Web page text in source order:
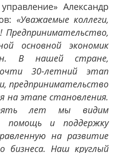
Александр
«Уважаемые коллеги,
Предпринимательство,
основной экономик
В нашей стране,
30-летний этап
предпринимательство
на этапе становления.
лет мы видим
помощь и поддержку
на развитие
бизнеса. Наш круглый